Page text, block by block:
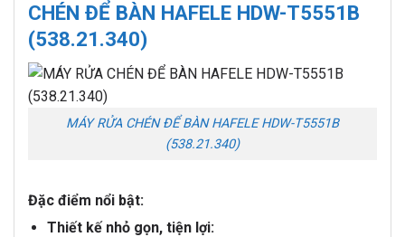
CHÉN ĐỂ BÀN HAFELE HDW-T5551B
(538.21.340)
MÁY RỬA CHÉN ĐỂ BÀN HAFELE HDW-T5551B
(538.21.340)
Đặc điểm nổi bật:
Thiết kế nhỏ gọn, tiện lợi: